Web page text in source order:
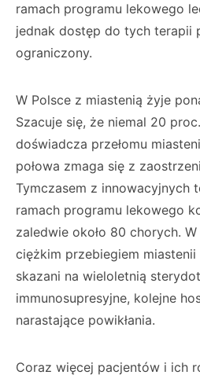
ramach programu lekowego
jednak dostęp do tych terapii
ograniczony.
W Polsce z miastenią żyje
Szacuje się, że niemal 20
doświadcza przełomu
połowa zmaga się z
Tymczasem z innowacyjnych
ramach programu lekowego
zaledwie około 80 chorych.
ciężkim przebiegiem
skazani na wieloletnią
immunosupresyjne, kolejne
narastające powikłania.
Coraz więcej pacjentów i ich